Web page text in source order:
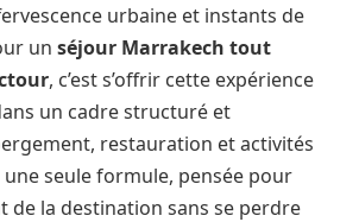
urbaine et instants de
un séjour Marrakech tout
, c’est s’offrir cette expérience
un cadre structuré et
restauration et activités
seule formule, pensée pour
de la destination sans se perdre